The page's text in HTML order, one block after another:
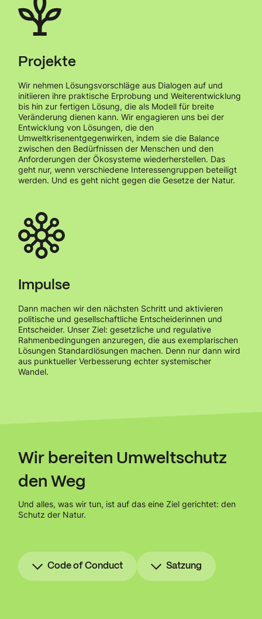
Projekte
Wir nehmen Lösungsvorschläge aus Dialogen auf und
initiieren ihre praktische Erprobung und Weiterentwicklung
bis hin zur fertigen Lösung, die als Modell für breite
Veränderung dienen kann. Wir engagieren uns bei der
Entwicklung von Lösungen, die den
Umweltkrisenentgegenwirken, indem sie die Balance
zwischen den Bedürfnissen der Menschen und den
Anforderungen der Ökosysteme wiederherstellen. Das
geht nur, wenn verschiedene Interessengruppen beteiligt
werden. Und es geht nicht gegen die Gesetze der Natur.
Impulse
Dann machen wir den nächsten Schritt und aktivieren
politische und gesellschaftliche Entscheiderinnen und
Entscheider. Unser Ziel: gesetzliche und regulative
Rahmenbedingungen anzuregen, die aus exemplarischen
Lösungen Standardlösungen machen. Denn nur dann wird
aus punktueller Verbesserung echter systemischer
Wandel.
Wir bereiten Umweltschutz
den Weg
Und alles, was wir tun, ist auf das eine Ziel gerichtet: den
Schutz der Natur.
Code of Conduct Satzung